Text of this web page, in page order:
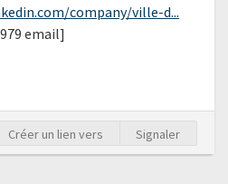
company/ville-d...
email]
Créer un lien vers Signaler